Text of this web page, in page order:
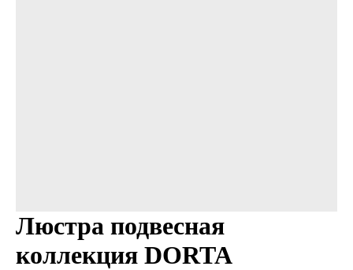
Люстра подвесная
коллекция DORTA